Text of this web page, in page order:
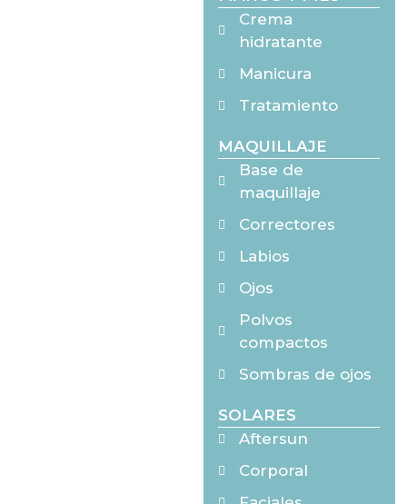
Crema
hidratante
Manicura
Tratamiento
MAQUILLAJE
Base de
maquillaje
Correctores
Labios
Ojos
Polvos
compactos
Sombras de ojos
SOLARES
Aftersun
Corporal